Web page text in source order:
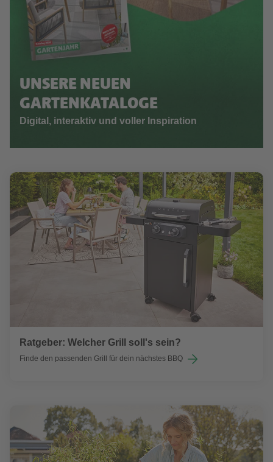
UNSERE NEUEN
GARTENKATALOGE
Digital, interaktiv und voller Inspiration
Ratgeber: Welcher Grill soll's sein?
Finde den passenden Grill für dein nächstes BBQ